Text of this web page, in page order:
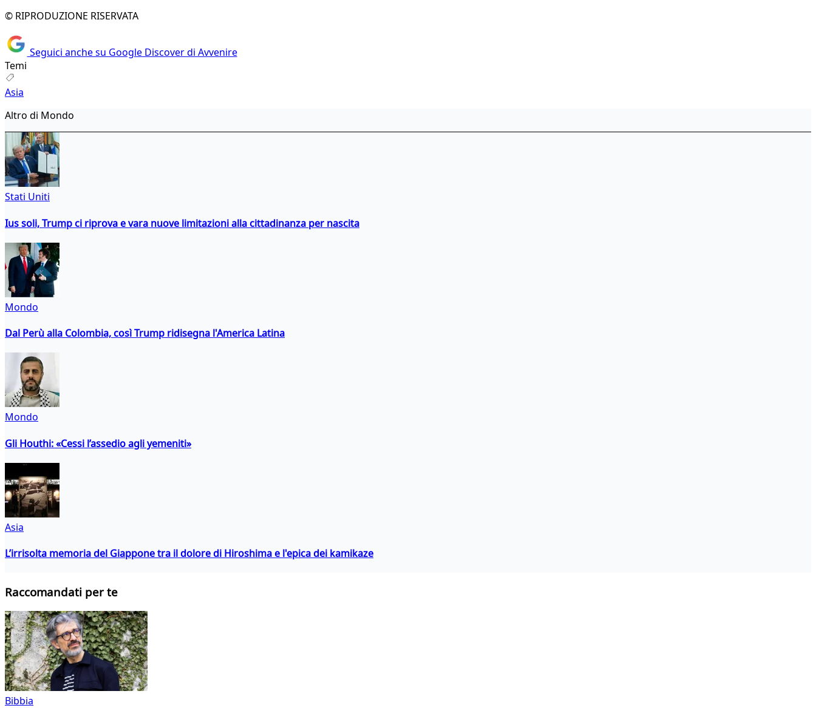
© RIPRODUZIONE RISERVATA
Seguici anche su Google Discover di Avvenire
Temi
Asia
Altro di Mondo
Stati Uniti
Ius soli, Trump ci riprova e vara nuove limitazioni alla cittadinanza per nascita
Mondo
Dal Perù alla Colombia, così Trump ridisegna l'America Latina
Mondo
Gli Houthi: «Cessi l’assedio agli yemeniti»
Asia
L’irrisolta memoria del Giappone tra il dolore di Hiroshima e l'epica dei kamikaze
Raccomandati per te
Bibbia